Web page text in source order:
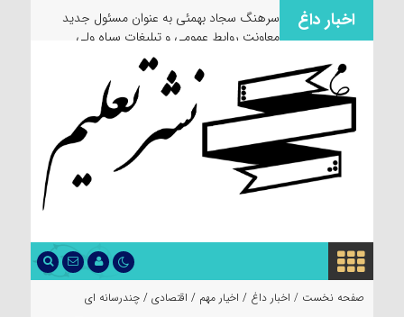
اخبار داغ
سرهنگ سجاد بهمئی به عنوان مسئول جدید
معاونت روابط عمومی و تبلیغات سپاه ولی
عصر(عج) خوزستان معرفی شد
صفحه نخست / اخبار داغ / اخیار مهم / اقتصادی / چندرسانه ای